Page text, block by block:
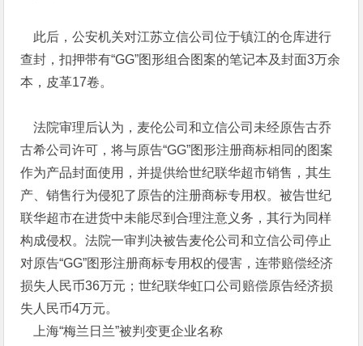
此后，公安机关对江苏立信公司位于镇江的仓库进行
查封，扣押带有“GG”图形组合图案的笔记本及封面3万余
本，皮革17卷。
法院审理后认为，麦伦公司和立信公司未经原告古乔
古希公司许可，将与原告“GG”图形注册商标相同的图案
作为产品封面使用，并提供给世纪联华超市销售，其生
产、销售行为侵犯了原告的注册商标专用权。被告世纪
联华超市在进货中未能尽到合理注意义务，其行为同样
构成侵权。法院一审判决被告麦伦公司和立信公司停止
对原告“GG”图形注册商标专用权的侵害，连带赔偿经济
损失人民币36万元；世纪联华虹口公司赔偿原告经济损
失人民币4万元。
上海“梅兰日兰”被判变更企业名称